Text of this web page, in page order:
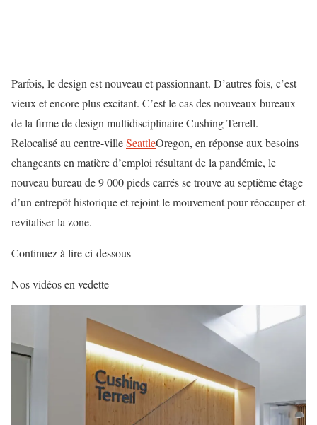
Parfois, le design est nouveau et passionnant. D’autres fois, c’est
vieux et encore plus excitant. C’est le cas des nouveaux bureaux
de la firme de design multidisciplinaire Cushing Terrell.
Relocalisé au centre-villeSeattleOregon, en réponse aux besoins
changeants en matière d’emploi résultant de la pandémie, le
nouveau bureau de 9 000 pieds carrés se trouve au septième étage
d’un entrepôt historique et rejoint le mouvement pour réoccuper et
revitaliser la zone.
Continuez à lire ci-dessous
Nos vidéos en vedette